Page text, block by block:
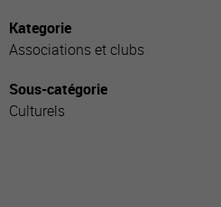
Kategorie
Associations et clubs
Sous-catégorie
Culturels